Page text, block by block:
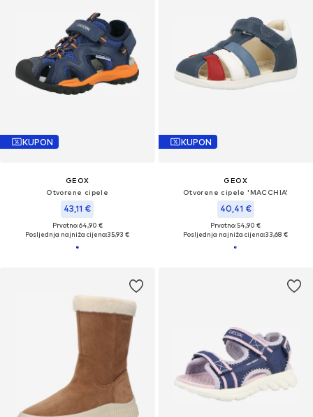
KUPON
GEOX
Otvorene cipele
43,11 €
Prvotno: 64,90 €
Posljednja najniža cijena:35,93 €
KUPON
GEOX
Otvorene cipele 'MACCHIA'
40,41 €
Prvotno: 54,90 €
Posljednja najniža cijena:33,68 €